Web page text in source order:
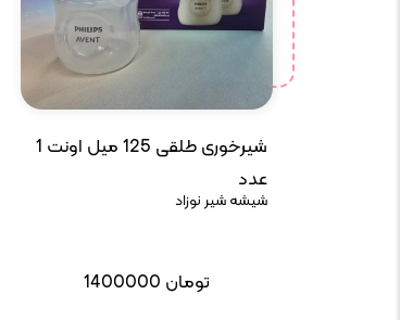
شیرخوری طلقی 125 میل اونت 1
عدد
شیشه شیر نوزاد
1400000 تومان